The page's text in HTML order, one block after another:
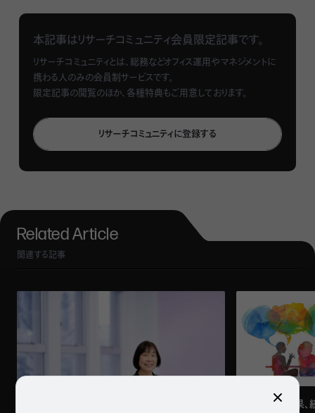
そのような感覚を抱えていても業務は次々と発生し、終業
後は会食や家事、育児などの予定が続く。結果として、自分
こうした状況を打開する方法として、私は“早起きのプロ”と
を提案しています。出勤前の時間を戦略的に活用すること
で、人生の主導権を自ら取り戻す方法です。
眠い」「寒くて布団から出られない」「何度挑戦しても三日坊
主に終わってしまう」……
こうした経験から「自分には根性
がない」と感じている方もいるでしょう。
むしろ一生モノの習慣である早起きは、がんばると絶対にど
こかで挫折します。早起きをすると人生の何が変わるのか。
早起きのためには何をすれば良いのか。根性論に頼らない
「絶対に起きられる技術」と、早起きがもたらす人生の変化
についてお伝えします。
本記事はリサーチコミュニティ会員限定記事です。
リサーチコミュニティとは、総務などオフィス運用やマネジメントに
携わる人のみの会員制サービスです。
限定記事の閲覧のほか、各種特典もご用意しております。
リサーチコミュニティに登録する
Related Article
関連する記事
「固定席」の効果